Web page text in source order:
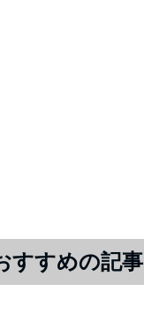
すすめの記事